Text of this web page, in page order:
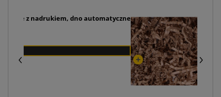
z nadrukiem, dno automatyczne